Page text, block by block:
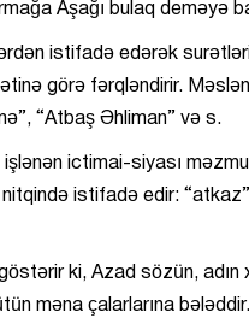
Aşağı bulaq deməyə
istifadə edərək
görə fərqləndirir.
“Atbaş Əhliman” və s.
ictimai-siyası
istifadə edir:
ki, Azad sözün, adın
məna çalarlarına bələddir.